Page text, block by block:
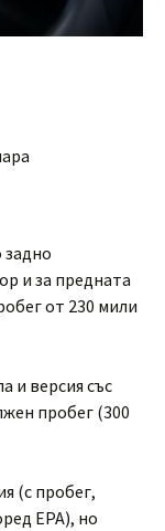
задно
и за предната
от 230 мили
и версия със
пробег (300
(с пробег,
ЕРА), но